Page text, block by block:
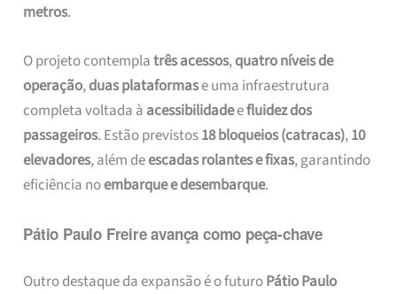
metros.
O projeto contemplatrês acessos,quatro níveis de
operação,duas plataformase uma infraestrutura
completa voltada à acessibilidadeefluidez dos
passageiros. Estão previstos18 bloqueios (catracas),10
elevadores, além deescadas rolantes e fixas, garantindo
eficiência noembarque e desembarque.
Pátio Paulo Freire avança como peça-chave
Outro destaque da expansão é o futuroPátio Paulo